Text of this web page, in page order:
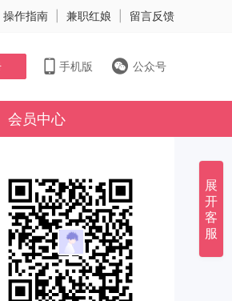
操作指南 兼职红娘 留言反馈
手机版 公众号
会员中心
展
开
客
服